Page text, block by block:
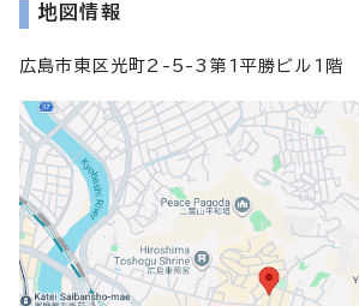
地図情報
広島市東区光町2-5-3第1平勝ビル1階